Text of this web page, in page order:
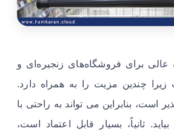
برای فروشگاه‌های زنجیره‌ای و
چندین مزیت را به همراه دارد.
است، بنابراین می تواند به راحتی با
ثانیاً، بسیار قابل اعتماد است،